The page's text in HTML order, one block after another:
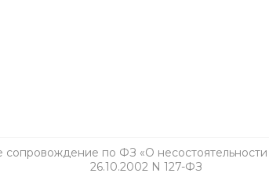
по ФЗ «О несостоятельности
26.10.2002 N 127-ФЗ